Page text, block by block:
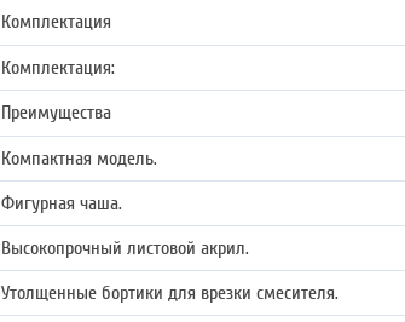
Комплектация
Комплектация:
Преимущества
Компактная модель.
Фигурная чаша.
Высокопрочный листовой акрил.
Утолщенные бортики для врезки смесителя.